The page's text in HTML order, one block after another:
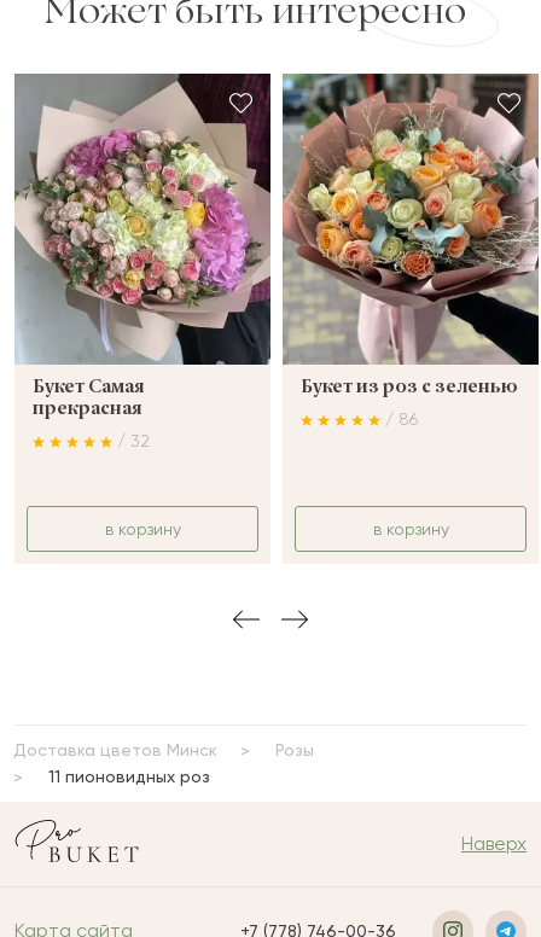
Может быть интересно
Букет Самая
прекрасная
/ 32
в корзину
Букет из роз с зеленью
/ 86
в корзину
Доставка цветов Минск
Розы
11 пионовидных роз
Наверх
Карта сайта +7 (778) 746-00-36